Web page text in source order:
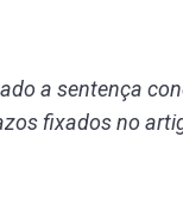
a sentença
fixados no